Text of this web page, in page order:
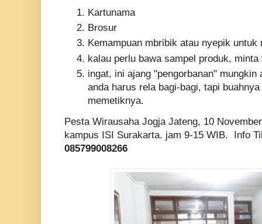
Kartunama
Brosur
Kemampuan mbribik atau nyepik untuk
kalau perlu bawa sampel produk, minta
ingat, ini ajang "pengorbanan"
anda harus rela bagi-bagi, tapi
memetiknya.
Pesta Wirausaha Jogja Jateng, 10
kampus ISI Surakarta. jam 9-15 WIB. Info
085799008266